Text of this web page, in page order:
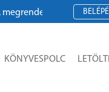
kérjük,
KÖNYVESPOLC